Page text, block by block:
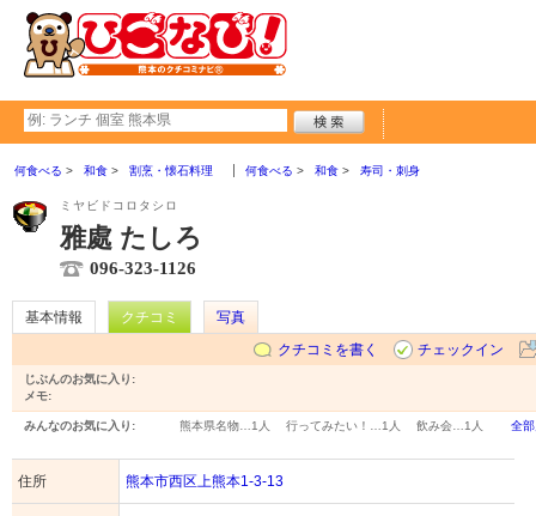
何食べる 和食 割烹・懐石料理 何食べる 和食 寿司・刺身
ミヤビドコロタシロ
雅處 たしろ
096-323-1126
基本情報 クチコミ
写真
クチコミを書く
チェックイン
じぶんのお気に入り:
メモ:
みんなのお気に入り: 熊本県名物… 1人 行ってみたい！… 1人 飲み会… 1人 全
住所 熊本市西区上熊本1-3-13